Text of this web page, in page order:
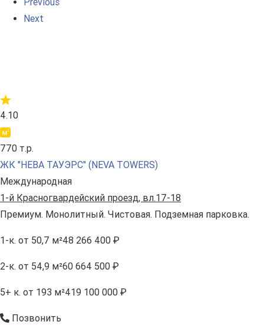
Next
4.10
770 т.р.
ЖК "НЕВА ТАУЭРС" (NEVA TOWERS)
Международная
1-й Красногвардейский проезд, вл.17-18
Премиум. Монолитный. Чистовая. Подземная парковка.
1-к. от 50,7 м²48 266 400 ₽
2-к. от 54,9 м²60 664 500 ₽
5+ к. от 193 м²419 100 000 ₽
Позвонить